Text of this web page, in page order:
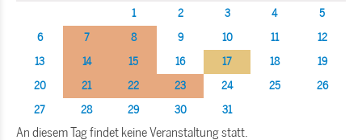
1
2 3 4
5
6
7 8 9 10 11
12
13
14 15 16 17 18
19
20
21 22 23 24 25
26
27
28 29 30 31
An diesem Tag findet keine Veranstaltung statt.